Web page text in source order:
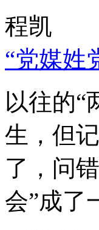
程凯
“党媒姓
以往的“
生，但
了，问
会”成了